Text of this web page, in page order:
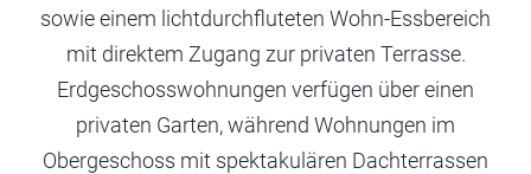
sowie einem lichtdurchfluteten Wohn-Essbereich
mit direktem Zugang zur privaten Terrasse.
Erdgeschosswohnungen verfügen über einen
privaten Garten, während Wohnungen im
Obergeschoss mit spektakulären Dachterrassen